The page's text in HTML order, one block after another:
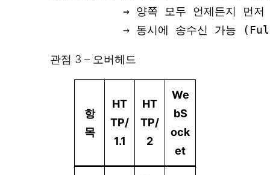
→ 양쪽 모두 언제든지 먼저
관점 3 – 오버헤드
항
목
HT
TP/
1.1
HT
TP/
2
We
bS
ock
et